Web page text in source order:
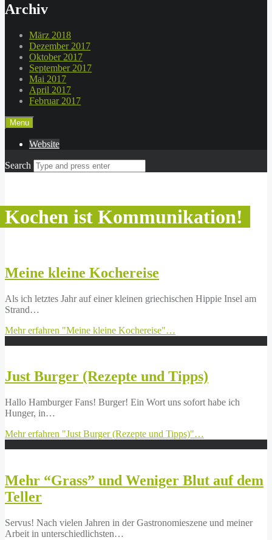
Archiv
März 2018
Dezember 2017
Oktober 2017
September 2017
Mai 2017
April 2017
Februar 2017
Menu
Website
Search
Kochen ist Kommunikation!
Meine kleine Kochereise
Als ich letztes Jahr auf einer kleinen griechischen Hippie Insel am
Strand…
Mehr erfahren "Meine kleine Kochereise"…
Just Burger (Rezepte und Tipps)
Hallo Hamburger Fans! Burger! Ein Wort uns sofort habe ich
Hunger, in…
Mehr erfahren "Just Burger (Rezepte und Tipps)"…
Mehr “Grass” und Weniger Blut auf dem
Teller
Servus! Nach vielen Jahren in der Gastronomieszene und meiner
Arbeit in unterschiedlichsten…